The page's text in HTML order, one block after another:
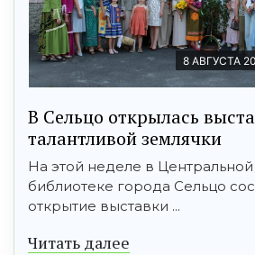
8 АВГУСТА
В Сельцо открылась
талантливой землячки
На этой неделе в
библиотеке города Сельцо
открытие выставки ...
Читать далее